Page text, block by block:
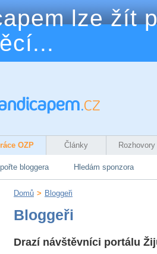
lze žít
OZP Články Rozhovory
bloggera Hledám sponzora
Domů > Bloggeři
Bloggeři
Drazí návštěvníci portálu